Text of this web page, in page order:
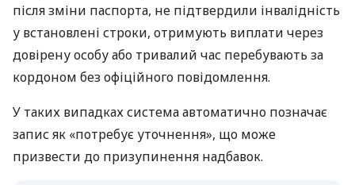
після зміни паспорта, не підтвердили інвалідність
у встановлені строки, отримують виплати через
довірену особу або тривалий час перебувають за
кордоном без офіційного повідомлення.
У таких випадках система автоматично позначає
запис як «потребує уточнення», що може
призвести до призупинення надбавок.